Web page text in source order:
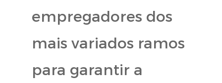
empregadores dos
mais variados ramos
para garantir a